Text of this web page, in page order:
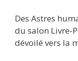
Des Astres
du salon Livre-
dévoilé vers la